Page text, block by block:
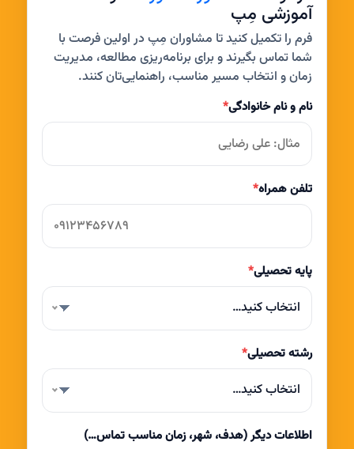
آموزشی مِپ
فرم را تکمیل کنید تا مشاوران مِپ در اولین فرصت با
شما تماس بگیرند و برای برنامه‌ریزی مطالعه، مدیریت
زمان و انتخاب مسیر مناسب، راهنمایی‌تان کنند.
نام و نام خانوادگی*
تلفن همراه*
پایه تحصیلی*
انتخاب کنید…
رشته تحصیلی*
انتخاب کنید…
اطلاعات دیگر (هدف، شهر، زمان مناسب تماس…)